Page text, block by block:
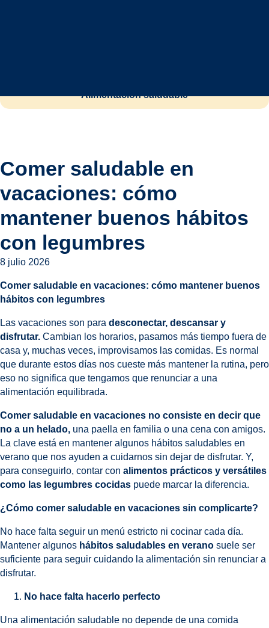
Alimentación saludable
Comer saludable en
vacaciones: cómo
mantener buenos hábitos
con legumbres
8 julio 2026
Comer saludable en vacaciones: cómo mantener buenos
hábitos con legumbres
Las vacaciones son para desconectar, descansar y
disfrutar. Cambian los horarios, pasamos más tiempo fuera de
casa y, muchas veces, improvisamos las comidas. Es normal
que durante estos días nos cueste más mantener la rutina, pero
eso no significa que tengamos que renunciar a una
alimentación equilibrada.
Comer saludable en vacaciones no consiste en decir que
no a un helado, una paella en familia o una cena con amigos.
La clave está en mantener algunos hábitos saludables en
verano que nos ayuden a cuidarnos sin dejar de disfrutar. Y,
para conseguirlo, contar con alimentos prácticos y versátiles
como las legumbres cocidas puede marcar la diferencia.
¿Cómo comer saludable en vacaciones sin complicarte?
No hace falta seguir un menú estricto ni cocinar cada día.
Mantener algunos hábitos saludables en verano suele ser
suficiente para seguir cuidando la alimentación sin renunciar a
disfrutar.
No hace falta hacerlo perfecto
Una alimentación saludable no depende de una comida